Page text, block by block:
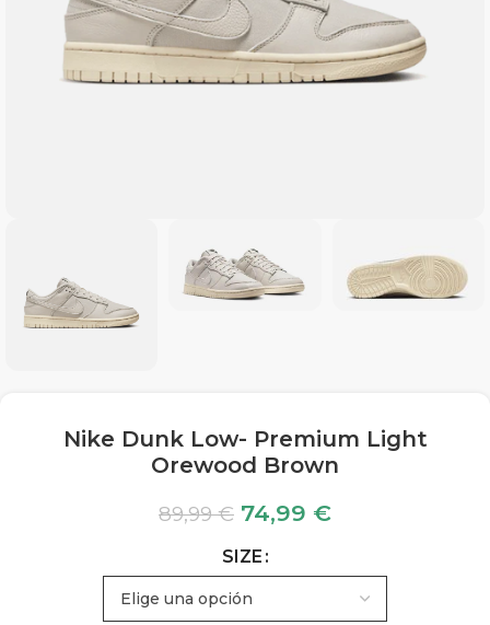
Nike Dunk Low- Premium Light
Orewood Brown
89,99€ 74,99 €
SIZE